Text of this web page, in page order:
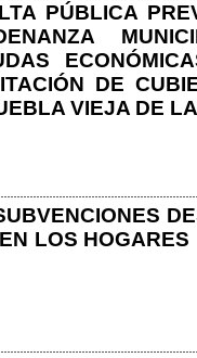
PÚBLICA
DE
VIEJA DE
LOS